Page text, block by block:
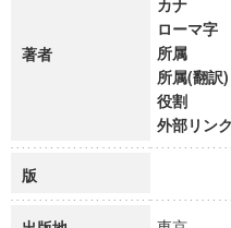
著者
カナ
ローマ字
所属
所属(翻訳)
役割
外部リンク
版